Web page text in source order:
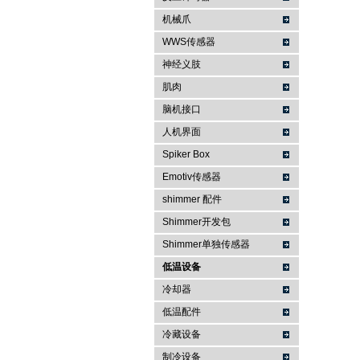
机械爪
WWS传感器
神经义肢
肌肉
脑机接口
人机界面
Spiker Box
Emotiv传感器
shimmer 配件
Shimmer开发包
Shimmer单独传感器
低温设备
冷却器
低温配件
冷藏设备
制冷设备